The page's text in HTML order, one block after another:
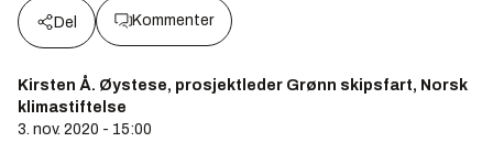
Del Kommenter
Kirsten Å. Øystese, prosjektleder Grønn skipsfart, Norsk
klimastiftelse
3. nov. 2020 - 15:00